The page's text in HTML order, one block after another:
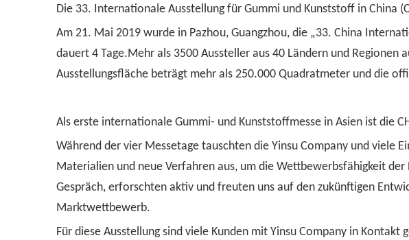
Die 33. Internationale Ausstellung für Gummi und Kunststoff in China
Am 21. Mai 2019 wurde in Pazhou, Guangzhou, die „33. China
dauert 4 Tage.Mehr als 3500 Aussteller aus 40 Ländern und
Ausstellungsfläche beträgt mehr als 250.000 Quadratmeter und die
Als erste internationale Gummi- und Kunststoffmesse in Asien ist die
Während der vier Messetage tauschten die Yinsu Company und viele
Materialien und neue Verfahren aus, um die Wettbewerbsfähigkeit
Gespräch, erforschten aktiv und freuten uns auf den zukünftigen
Marktwettbewerb.
Für diese Ausstellung sind viele Kunden mit Yinsu Company in